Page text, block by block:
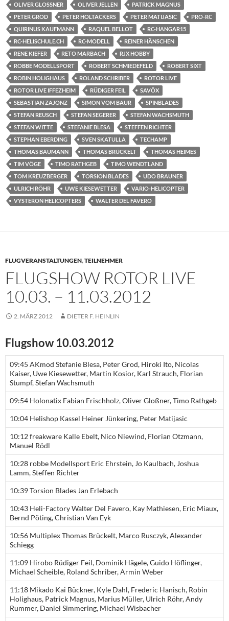
OLIVER GLOSSNER
OLIVER JELLEN
PATRICK MAGNUS
PETER GROD
PETER HOLTACKERS PETER MATIJASIC
PRO-RC
QUIRINUS KAUFMANN
RAQUEL BELLOT
RC-HANGAR15
RC-HELISCHULE.CH
RC-MODELL
REINER HÄNSCHEN
RENE KIEFER
RETO MARBACH
RJX HOBBY
ROBBE MODELLSPORT
ROBERT SCHMIEDEFELD
ROBERT SIXT
ROBIN HOLIGHAUS
ROLAND SCHRIBER
ROTOR LIVE
ROTOR LIVE IFFEZHEIM
RÜDIGER FEIL
SAVÖX
SEBASTIAN ZAJONZ
SIMON VOM BAUR
SPINBLADES
STEFAN REUSCH
STEFAN SEGERER
STEFAN WACHSMUTH
STEFAN WITTE
STEFANIE BLESA
STEFFEN RICHTER
STEPHAN EBERDING
SVEN SKATULLA
TECHAMP
THOMAS BAUMANN
THOMAS BRÜCKELT
THOMAS HEIMES
TIM VÖGE
TIMO RATHGEB
TIMO WENDTLAND
TOM KREUZBERGER
TORSION BLADES
UDO BRAUNER
ULRICH RÖHR
UWE KIESEWETTER
VARIO-HELICOPTER
VYSTERON HELICOPTERS
WALTER DEL FAVERO
FLUGVERANSTALTUNGEN,TEILNEHMER
FLUGSHOW ROTOR LIVE
10.03. – 11.03.2012
2. MÄRZ 2012 DIETER F. HEINLIN
Flugshow 10.03.2012
09:45 AKmod Stefanie Blesa, Peter Grod, Hiroki Ito, Nicolas
Kaiser, Uwe Kiesewetter, Martin Kosior, Karl Strauch, Florian
Stumpf, Stefan Wachsmuth
09:54 Holonatix Fabian Frischholz, Oliver Gloßner, Timo Rathgeb
10:04 Helishop Kassel Heiner Jünkering, Peter Matijasic
10:12 freakware Kalle Ebelt, Nico Niewind, Florian Otzmann,
Manuel Rödl
10:28 robbe Modellsport Eric Ehrstein, Jo Kaulbach, Joshua
Lamm, Steffen Richter
10:39 Torsion Blades Jan Erlebach
10:43 Heli-Factory Walter Del Favero, Kay Mathiesen, Eric Miaux,
Bernd Pöting, Christian Van Eyk
10:56 Multiplex Thomas Brückelt, Marco Rusczyk, Alexander
Schiegg
11:09 Hirobo Rüdiger Feil, Dominik Hägele, Guido Höflinger,
Michael Scheible, Roland Schriber, Armin Weber
11:18 Mikado Kai Bückner, Kyle Dahl, Frederic Hanisch, Robin
Holighaus, Patrick Magnus, Marius Müller, Ulrich Röhr, Andy
Rummer, Daniel Simmering, Michael Wisbacher